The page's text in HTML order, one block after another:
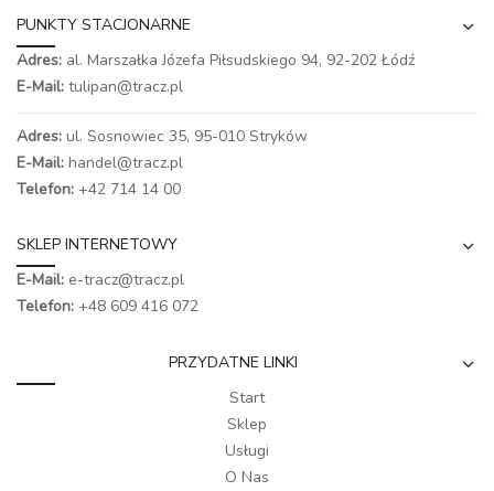
PUNKTY STACJONARNE
Adres: al. Marszałka Józefa Piłsudskiego 94, 92-202 Łódź
E-Mail: tulipan@tracz.pl
Adres: ul. Sosnowiec 35, 95-010 Stryków
E-Mail: handel@tracz.pl
Telefon: +42 714 14 00
SKLEP INTERNETOWY
E-Mail: e-tracz@tracz.pl
Telefon: +48 609 416 072
PRZYDATNE LINKI
Start
Sklep
Usługi
O Nas